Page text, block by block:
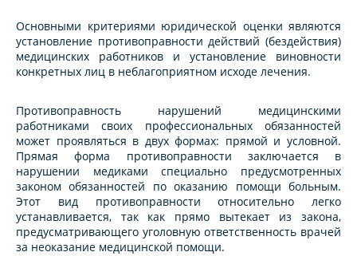
Основными критериями юридической оценки являются
установление противоправности действий (бездействия)
медицинских работников и установление виновности
конкретных лиц в неблагоприятном исходе лечения.
Противоправность нарушений медицинскими
работниками своих профессиональных обязанностей
может проявляться в двух формах: прямой и условной.
Прямая форма противоправности заключается в
нарушении медиками специально предусмотренных
законом обязанностей по оказанию помощи больным.
Этот вид противоправности относительно легко
устанавливается, так как прямо вытекает из закона,
предусматривающего уголовную ответственность врачей
за неоказание медицинской помощи.